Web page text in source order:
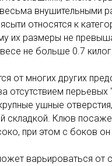
внушительными
относятся к
их размеры не
не больше 0.7
от многих других
отсутствием перьевых
ушные отверстия,
складкой. Клюв
при этом с боков
варьироваться от